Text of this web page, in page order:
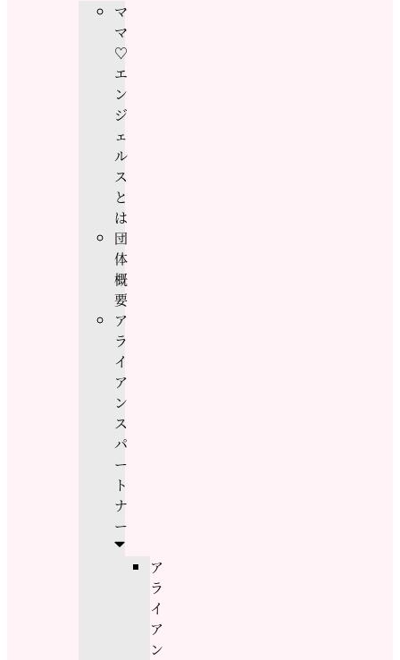
マ
マ
♡
エ
ン
ジ
ェ
ル
ス
と
は
団
体
概
要
ア
ラ
イ
ア
ン
ス
パ
ー
ト
ナ
ー
ア
ラ
イ
ア
ン